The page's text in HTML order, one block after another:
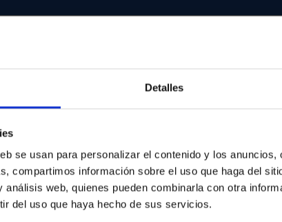
Detalles
se usan para personalizar el contenido y los
compartimos información sobre el uso que haga del
análisis web, quienes pueden combinarla con otra
del uso que haya hecho de sus servicios.